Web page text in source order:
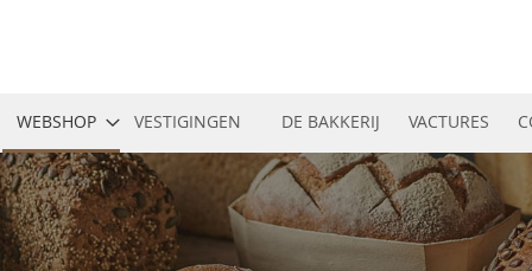
WEBSHOP VESTIGINGEN DE BAKKERIJ VACTURES